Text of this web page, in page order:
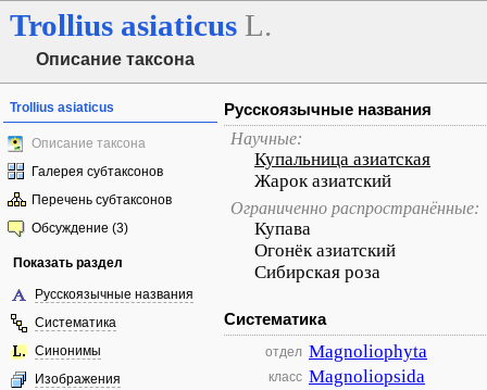
Trollius asiaticus L.
Описание таксона
Trollius asiaticus
Описание таксона
Галерея субтаксонов
Перечень субтаксонов
Обсуждение (3)
Показать раздел
Русскоязычные названия
Систематика
Синонимы
Изображения
Русскоязычные названия
Научные:
Купальница азиатская
Жарок азиатский
Ограниченно распространённые:
Купава
Огонёк азиатский
Сибирская роза
Систематика
отдел Magnoliophyta
класс Magnoliopsida